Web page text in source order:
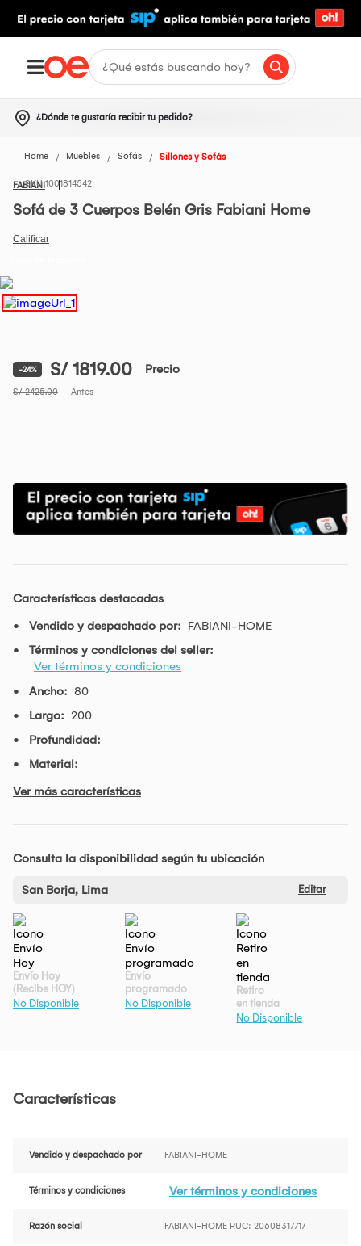
¿Dónde te gustaría recibir tu pedido?
Home Muebles Sofás Sillones y Sofás
FABIANI1001814542
Sofá de 3 Cuerpos Belén Gris Fabiani Home
-24% S/ 1819.00 Precio
S/ 2425.00 Antes
Características destacadas
Vendido y despachado por: FABIANI-HOME
Términos y condiciones del seller:
Ver términos y condiciones
Ancho: 80
Largo: 200
Profundidad:
Material:
Ver más características
Consulta la disponibilidad según tu ubicación
San Borja, Lima Editar
Envío Hoy
(Recibe HOY)
No Disponible
Envío
programado
No Disponible
Retiro
en tienda
No Disponible
Características
Vendido y despachado por FABIANI-HOME
Términos y condiciones Ver términos y condiciones
Razón social FABIANI-HOME RUC: 20608317717